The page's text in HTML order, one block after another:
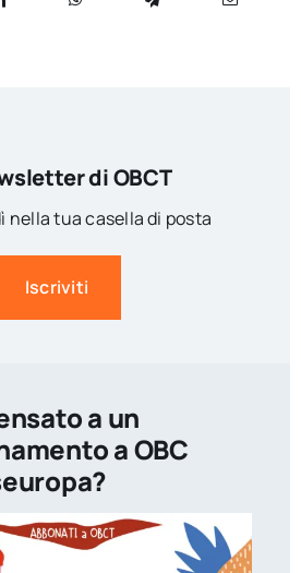
di OBCT
nella tua casella di posta
Iscriviti
a un
a OBC